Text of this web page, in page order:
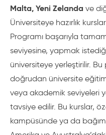
Malta, Yeni Zelanda ve
Üniversiteye hazırlık
Programı başarıyla
seviyesine, yapmak
üniversiteye yerleştirilir.
doğrudan üniversite
veya akademik seviyeleri
tavsiye edilir. Bu kurslar,
kampüsünde ya da